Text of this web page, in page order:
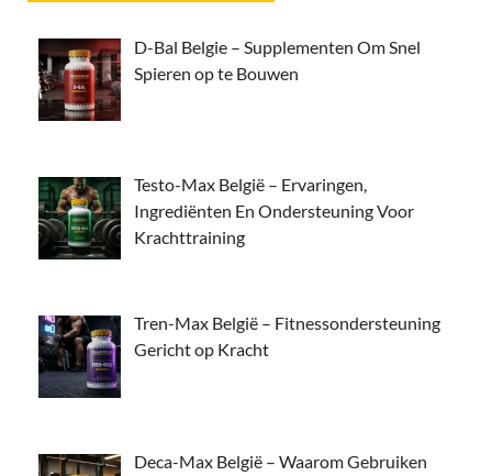
D-Bal Belgie – Supplementen Om Snel
Spieren op te Bouwen
Testo-Max België – Ervaringen,
Ingrediënten En Ondersteuning Voor
Krachttraining
Tren-Max België – Fitnessondersteuning
Gericht op Kracht
Deca-Max België – Waarom Gebruiken